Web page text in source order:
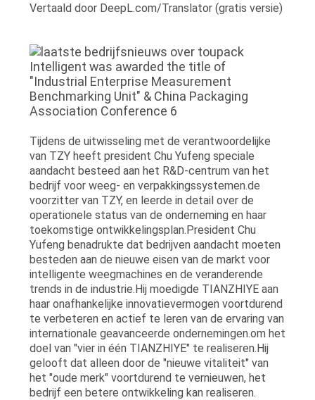
Vertaald door DeepL.com/Translator (gratis versie)
Tijdens de uitwisseling met de verantwoordelijke
van TZY heeft president Chu Yufeng speciale
aandacht besteed aan het R&D-centrum van het
bedrijf voor weeg- en verpakkingssystemen.de
voorzitter van TZY, en leerde in detail over de
operationele status van de onderneming en haar
toekomstige ontwikkelingsplan.President Chu
Yufeng benadrukte dat bedrijven aandacht moeten
besteden aan de nieuwe eisen van de markt voor
intelligente weegmachines en de veranderende
trends in de industrie.Hij moedigde TIANZHIYE aan
haar onafhankelijke innovatievermogen voortdurend
te verbeteren en actief te leren van de ervaring van
internationale geavanceerde ondernemingen.om het
doel van "vier in één TIANZHIYE" te realiseren.Hij
gelooft dat alleen door de "nieuwe vitaliteit" van
het "oude merk" voortdurend te vernieuwen, het
bedrijf een betere ontwikkeling kan realiseren.